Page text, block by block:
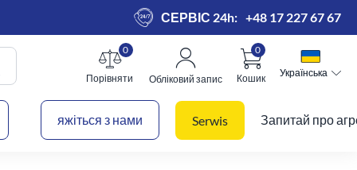
СЕРВІС 24h: +48 17 227 67 67
Порівняти
0
Обліковий запис Кошик
0
Українська
Українська
яжіться з нами Serwis Запитай про